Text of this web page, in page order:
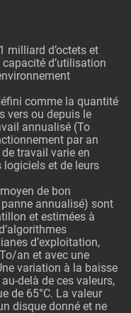
milliard d’octets et
d’utilisation
comme la quantité
vers ou depuis le
annualisé (To
par an
travail varie en
et de leurs
de bon
annualisé) sont
et estimées à
d’exploitation,
an et avec une
variation à la baisse
delà de ces valeurs,
de 65°C. La valeur
disque donné et ne